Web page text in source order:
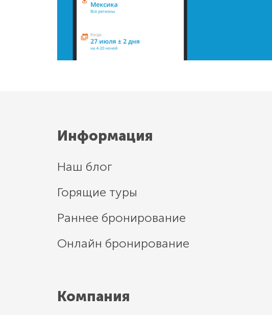
Информация
Наш блог
Горящие туры
Раннее бронирование
Онлайн бронирование
Компания